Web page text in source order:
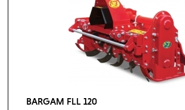
BARGAM FLL 120